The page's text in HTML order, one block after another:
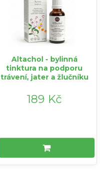
Altachol - bylinná
tinktura na podporu
trávení, jater a žlučníku
189 Kč